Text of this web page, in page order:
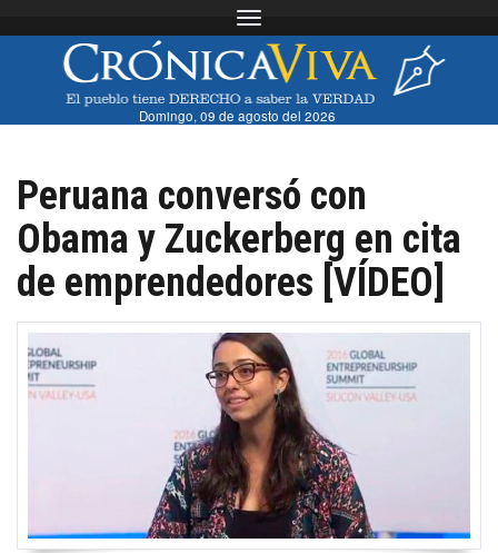
Toggle navigation
Domingo, 09 de agosto del 2026
Peruana conversó con
Obama y Zuckerberg en cita
de emprendedores [VÍDEO]